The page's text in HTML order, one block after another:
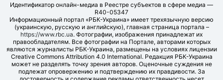
Идентификатор онлайн-медиа в Реестре субъектов в сфере медиа —
R40-05347
Информационный портал «РБК-Украина» имеет трехязычную версию
(украинскую, русскую и английскую), главная страница портала –
https://www.rbc.ua. Фотографии, изображения принадлежат их
правообладателям. Все фотографии на Портале, авторами которых
являются журналисты РБК-Украина, размещены на условиях лицензии
Creative Commons Attribution 4.0 International. Редакция РБК-Украина
может не разделять точку зрения авторов. Оценочные суждения не
подлежат опровержению и подтверждению их правдивости. За